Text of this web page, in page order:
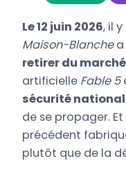
Le 12 juin 2026, il y
Maison-Blanchea
retirer du marché
artificielle Fable 5
sécurité
de se propager.
précédent
plutôt que de la